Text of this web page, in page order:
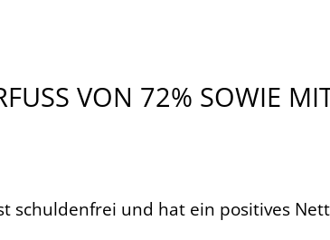
VON 72% SOWIE
schuldenfrei und hat ein positives